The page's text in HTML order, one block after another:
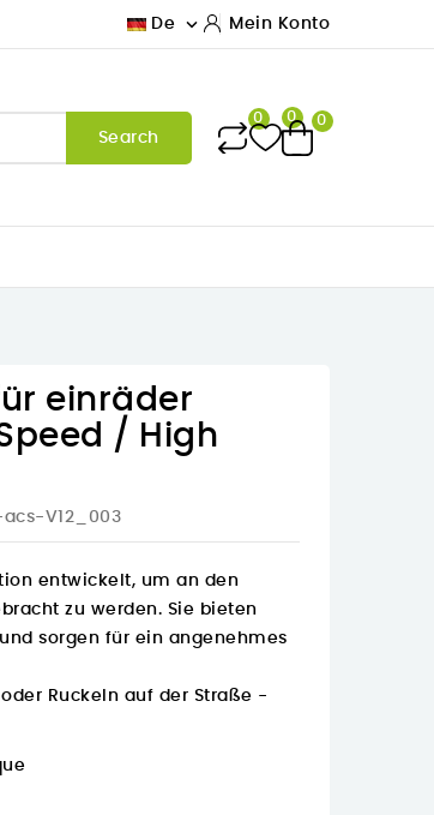
De  Mein Konto
Search
0 0 0
einräder
/ High
V12_003
entwickelt, um an den
zu werden. Sie bieten
sorgen für ein angenehmes
Ruckeln auf der Straße -